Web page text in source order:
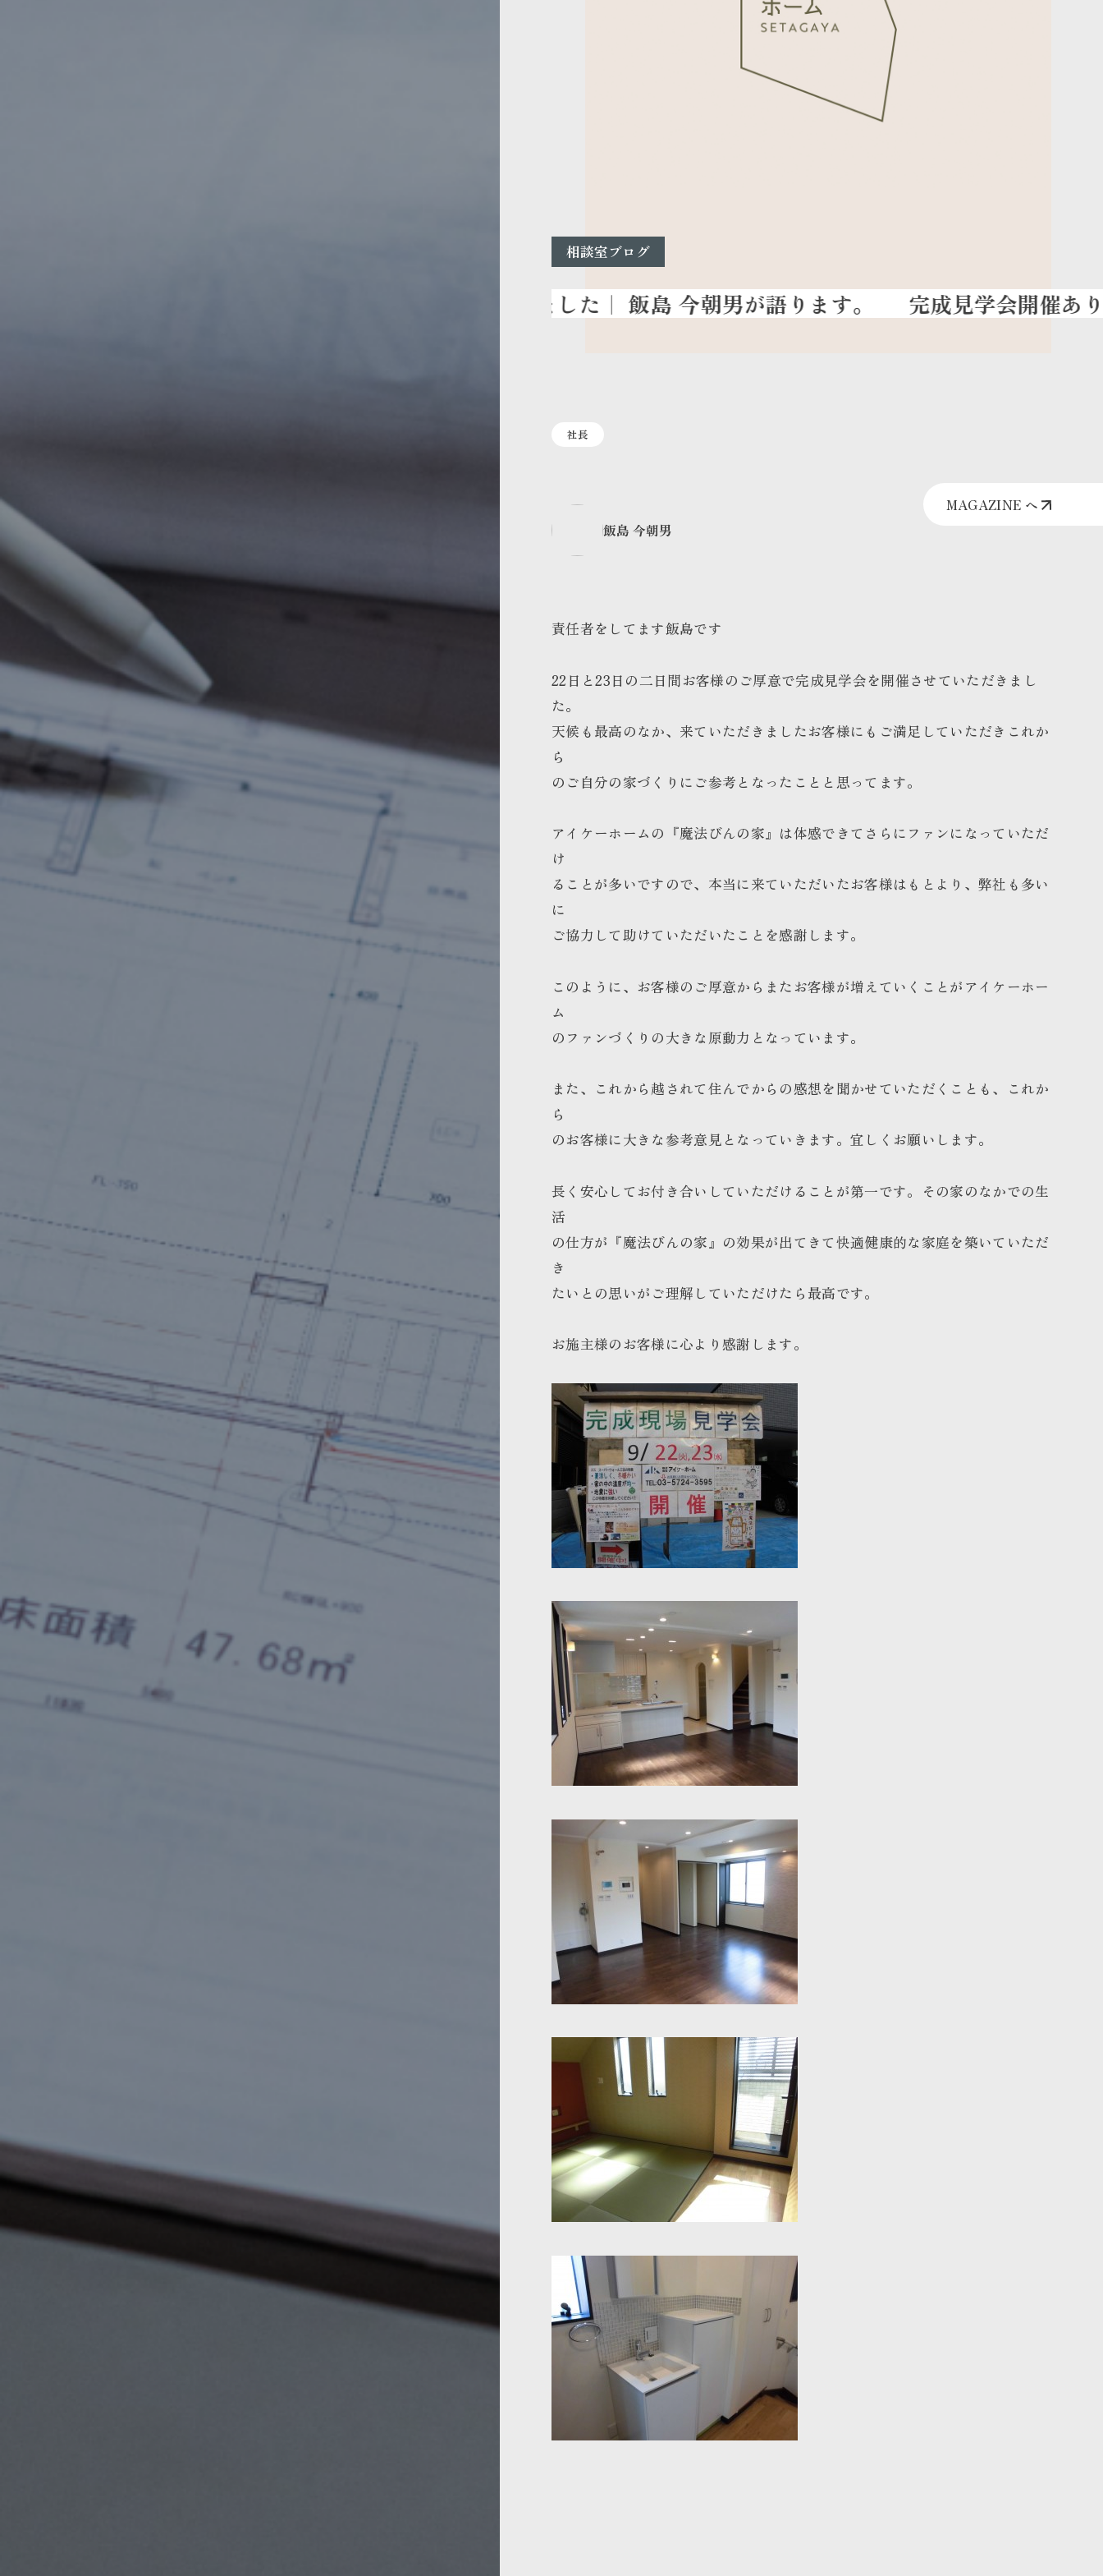
相談室ブログ
完成見学会開催ありがとう
社長
MAGAZINE へ
飯島 今朝男
責任者をしてます飯島です
22日と23日の二日間お客様のご厚意で完成見学会を開催させていただきまし
た。
天候も最高のなか、来ていただきましたお客様にもご満足していただきこれか
ら
のご自分の家づくりにご参考となったことと思ってます。
アイケーホームの『魔法びんの家』は体感できてさらにファンになっていただ
け
ることが多いですので、本当に来ていただいたお客様はもとより、弊社も多い
に
ご協力して助けていただいたことを感謝します。
このように、お客様のご厚意からまたお客様が増えていくことがアイケーホー
ム
のファンづくりの大きな原動力となっています。
また、これから越されて住んでからの感想を聞かせていただくことも、これか
ら
のお客様に大きな参考意見となっていきます。宜しくお願いします。
長く安心してお付き合いしていただけることが第一です。その家のなかでの生
活
の仕方が『魔法びんの家』の効果が出てきて快適健康的な家庭を築いていただ
き
たいとの思いがご理解していただけたら最高です。
お施主様のお客様に心より感謝します。